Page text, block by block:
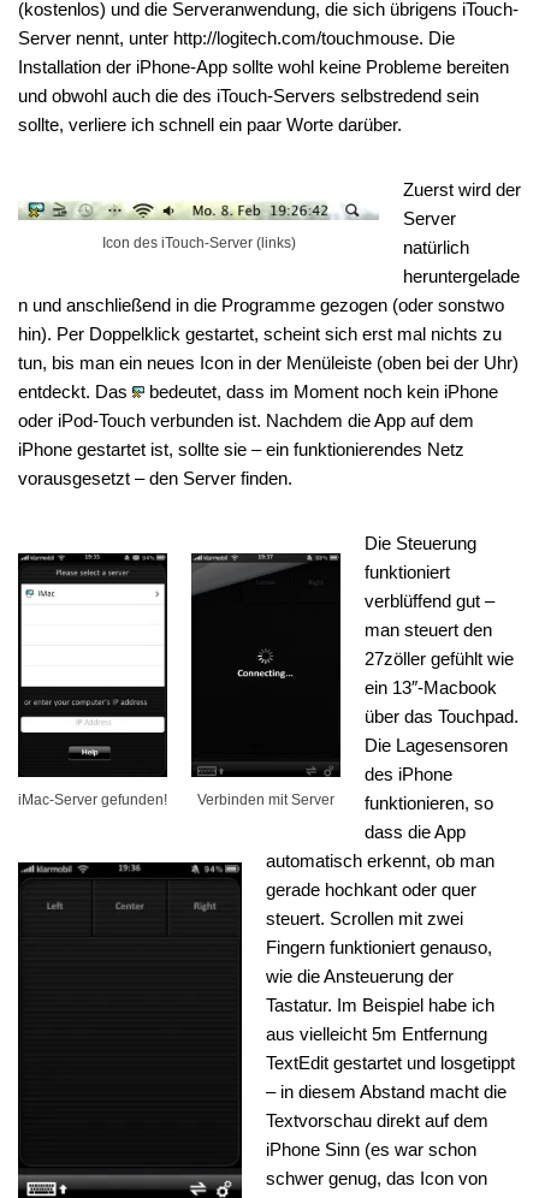
(kostenlos) und die Serveranwendung, die sich übrigens iTouch-
Server nennt, unter http://logitech.com/touchmouse. Die
Installation der iPhone-App sollte wohl keine Probleme bereiten
und obwohl auch die des iTouch-Servers selbstredend sein
sollte, verliere ich schnell ein paar Worte darüber.
Icon des iTouch-Server (links)
Zuerst wird der
Server
natürlich
heruntergelade
n und anschließend in die Programme gezogen (oder sonstwo
hin). Per Doppelklick gestartet, scheint sich erst mal nichts zu
tun, bis man ein neues Icon in der Menüleiste (oben bei der Uhr)
entdeckt. Das
bedeutet, dass im Moment noch kein iPhone
oder iPod-Touch verbunden ist. Nachdem die App auf dem
iPhone gestartet ist, sollte sie – ein funktionierendes Netz
vorausgesetzt – den Server finden.
iMac-Server gefunden! Verbinden mit Server
Die Steuerung
funktioniert
verblüffend gut –
man steuert den
27zöller gefühlt wie
ein 13″-Macbook
über das Touchpad.
Die Lagesensoren
des iPhone
funktionieren, so
dass die App
automatisch erkennt, ob man
gerade hochkant oder quer
steuert. Scrollen mit zwei
Fingern funktioniert genauso,
wie die Ansteuerung der
Tastatur. Im Beispiel habe ich
aus vielleicht 5m Entfernung
TextEdit gestartet und losgetippt
– in diesem Abstand macht die
Textvorschau direkt auf dem
iPhone Sinn (es war schon
schwer genug, das Icon von